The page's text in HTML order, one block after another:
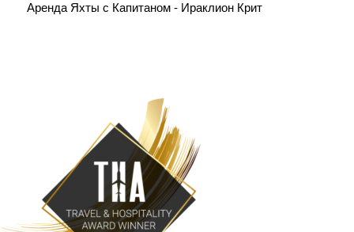
Аренда Яхты с Капитаном - Ираклион Крит